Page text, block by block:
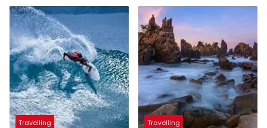
President
Travelling Travelling